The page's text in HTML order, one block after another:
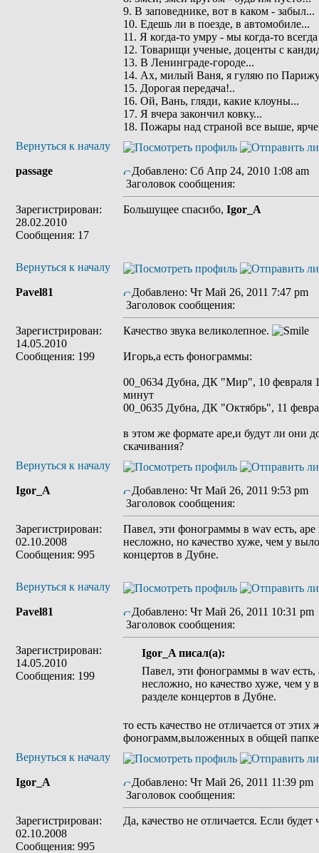
9. В заповеднике, вот в каком - забыл...
10. Едешь ли в поезде, в автомобиле...
11. Я когда-то умру - мы когда-то
12. Товарищи ученые, доценты с
13. В Ленинграде-городе...
14. Ах, милый Ваня, я гуляю по
15. Дорогая передача!..
16. Ой, Вань, гляди, какие клоуны...
17. Я вчера закончил ковку...
18. Пожары над страной все выше,
Вернуться к началу
passage
Зарегистрирован:
28.02.2010
Сообщения: 17
Добавлено: Сб Апр 24, 2010 1:08 am
Заголовок сообщения:
Большущее спасибо, Igor_A
Вернуться к началу
Pavel81
Зарегистрирован:
14.05.2010
Сообщения: 199
Добавлено: Чт Май 26, 2011 7:47 pm
Заголовок сообщения:
Качество звука великолепное.
Игорь,а есть фонограммы:
00_0634 Дубна, ДК "Мир", 10 февраля
минут
00_0635 Дубна, ДК "Октябрь", 11
в этом же формате ape,и будут ли они
скачивания?
Вернуться к началу
Igor_A
Зарегистрирован:
02.10.2008
Сообщения: 995
Добавлено: Чт Май 26, 2011 9:53 pm
Заголовок сообщения:
Павел, эти фонограммы в wav есть, ape
несложно, но качество хуже, чем у
концертов в Дубне.
Вернуться к началу
Pavel81
Зарегистрирован:
14.05.2010
Сообщения: 199
Добавлено: Чт Май 26, 2011 10:31 pm
Заголовок сообщения:
Igor_A писал(а):
Павел, эти фонограммы в wav есть,
несложно, но качество хуже, чем у
разделе концертов в Дубне.
то есть качество не отличается от этих
фонограмм,выложенных в общей папке
Вернуться к началу
Igor_A
Зарегистрирован:
02.10.2008
Сообщения: 995
Добавлено: Чт Май 26, 2011 11:39 pm
Заголовок сообщения:
Да, качество не отличается. Если